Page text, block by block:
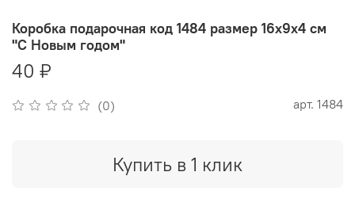
(0) арт. 1484
Коробка подарочная код 1484 размер 16х9х4 см
"С Новым годом"
40 ₽
Купить в 1 клик